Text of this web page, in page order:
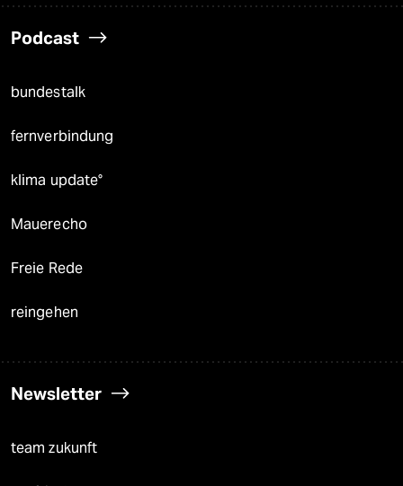
Podcast
bundestalk
fernverbindung
klima update°
Mauerecho
Freie Rede
reingehen
Newsletter
team zukunft